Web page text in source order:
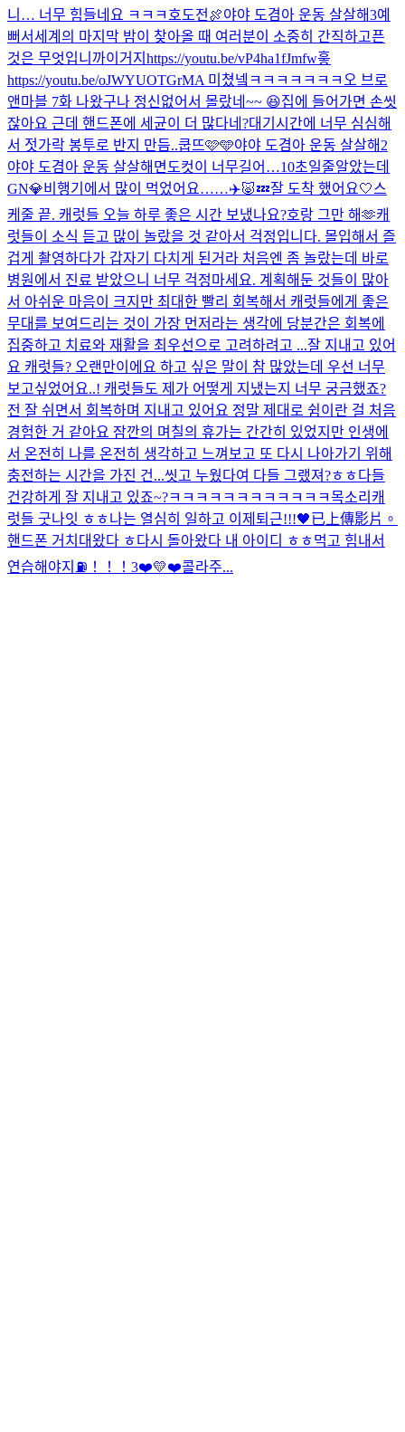
니… 너무 힘들네요 ㅋㅋㅋ 호도전🍖야야 도겸아 운동 살살해3예
뻐서세계의 마지막 밤이 찾아올 때 여러분이 소중히 간직하고픈
것은 무엇입니까이거지 https://youtu.be/vP4ha1fJmfw흫
https://youtu.be/oJWYUOTGrMA 미쳤넼ㅋㅋㅋㅋㅋㅋㅋ 오 브로
앤마블 7화 나왔구나 정신없어서 몰랐네~~ 😆집에 들어가면 손씻
잖아요 근데 핸드폰에 세균이 더 많다네?대기시간에 너무 심심해
서 젓가락 봉투로 반지 만듬..쿱뜨🩷🩵야야 도겸아 운동 살살해2
야야 도겸아 운동 살살해 면도컷이 너무길어…10초일줄알았는데
GN💎비행기에서 많이 먹었어요……✈️🐷💤잘 도착 했어요🤍스
케줄 끝. 캐럿들 오늘 하루 좋은 시간 보냈나요?호랑 그만 해🫶캐
럿들이 소식 듣고 많이 놀랐을 것 같아서 걱정입니다. 몰입해서 즐
겁게 촬영하다가 갑자기 다치게 된거라 처음엔 좀 놀랐는데 바로
병원에서 진료 받았으니 너무 걱정마세요. 계획해둔 것들이 많아
서 아쉬운 마음이 크지만 최대한 빨리 회복해서 캐럿들에게 좋은
무대를 보여드리는 것이 가장 먼저라는 생각에 당분간은 회복에
집중하고 치료와 재활을 최우선으로 고려하려고 ...잘 지내고 있어
요 캐럿들? 오랜만이에요 하고 싶은 말이 참 많았는데 우선 너무
보고싶었어요..! 캐럿들도 제가 어떻게 지냈는지 너무 궁금했죠?
전 잘 쉬면서 회복하며 지내고 있어요 정말 제대로 쉼이란 걸 처음
경험한 거 같아요 잠깐의 며칠의 휴가는 간간히 있었지만 인생에
서 온전히 나를 온전히 생각하고 느껴보고 또 다시 나아가기 위해
충전하는 시간을 가진 건...씻고 누웠다여 다들 그랬져?ㅎㅎ다들
건강하게 잘 지내고 있죠~?ㅋㅋㅋㅋㅋㅋㅋㅋㅋㅋㅋㅋ목소리 캐
럿들 굿나잇 ㅎㅎ나는 열심히 일하고 이제퇴근!!!🖤已上傳影片。
핸드폰 거치대왔다 ㅎ다시 돌아왔다 내 아이디 ㅎㅎ먹고 힘내서
연습해야지⛽️！！！ 3❤️💛❤️콜라주...